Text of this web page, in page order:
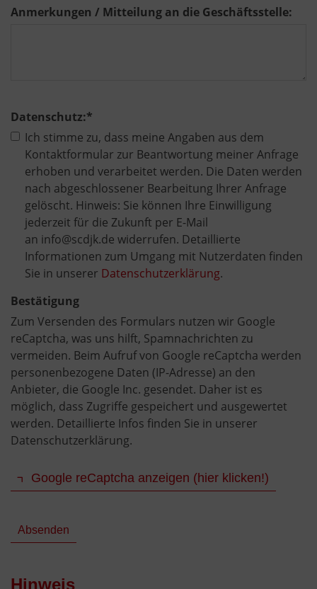
Anmerkungen / Mitteilung an die Geschäftsstelle:
Datenschutz:*
Ich stimme zu, dass meine Angaben aus dem
Kontaktformular zur Beantwortung meiner Anfrage
erhoben und verarbeitet werden. Die Daten werden
nach abgeschlossener Bearbeitung Ihrer Anfrage
gelöscht. Hinweis: Sie können Ihre Einwilligung
jederzeit für die Zukunft per E-Mail
an info@scdjk.de widerrufen. Detaillierte
Informationen zum Umgang mit Nutzerdaten finden
Sie in unserer Datenschutzerklärung.
Bestätigung
Zum Versenden des Formulars nutzen wir Google
reCaptcha, was uns hilft, Spamnachrichten zu
vermeiden. Beim Aufruf von Google reCaptcha werden
personenbezogene Daten (IP-Adresse) an den
Anbieter, die Google Inc. gesendet. Daher ist es
möglich, dass Zugriffe gespeichert und ausgewertet
werden. Detaillierte Infos finden Sie in unserer
Datenschutzerklärung.
Google reCaptcha anzeigen (hier klicken!)
Hinweis